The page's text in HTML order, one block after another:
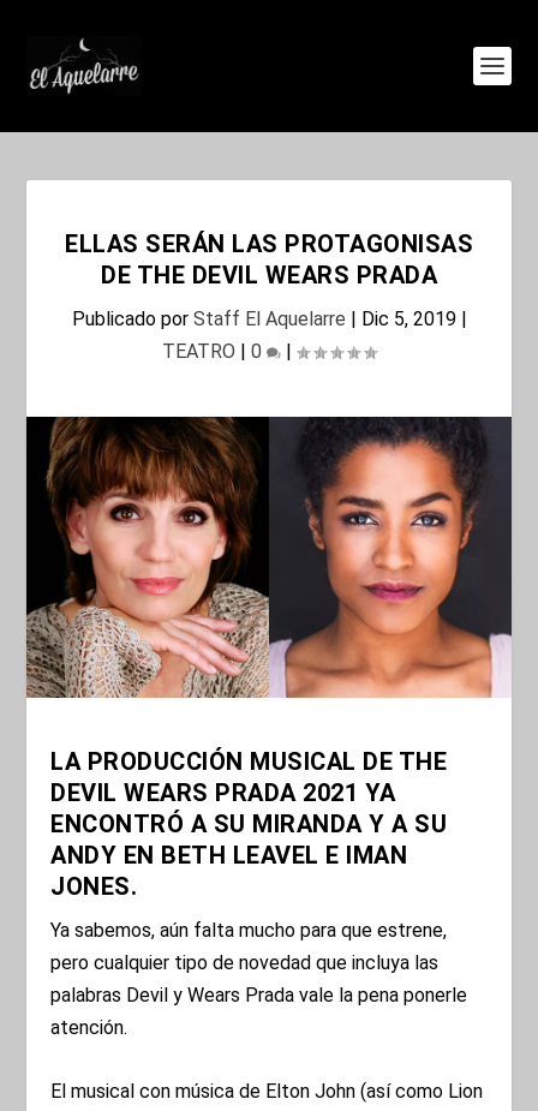
ELLAS SERÁN LAS PROTAGONISAS
DE THE DEVIL WEARS PRADA
Publicado por Staff El Aquelarre | Dic 5, 2019|
TEATRO | 0 |
LA PRODUCCIÓN MUSICAL DE THE
DEVIL WEARS PRADA 2021 YA
ENCONTRÓ A SU MIRANDA Y A SU
ANDY EN BETH LEAVEL E IMAN
JONES.
Ya sabemos, aún falta mucho para que estrene,
pero cualquier tipo de novedad que incluya las
palabras Devil y Wears Prada vale la pena ponerle
atención.
El musical con música de Elton John (así como Lion